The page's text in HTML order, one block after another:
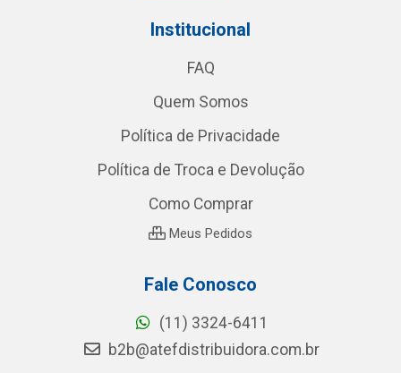
Institucional
FAQ
Quem Somos
Política de Privacidade
Política de Troca e Devolução
Como Comprar
Meus Pedidos
Fale Conosco
(11) 3324-6411
b2b@atefdistribuidora.com.br